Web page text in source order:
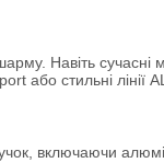
Навіть сучасні
або стильні лінії
включаючи